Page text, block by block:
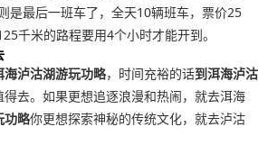
最后一班车了，全天10辆班车，票价25
千米的路程要用4个小时才能开到。
海泸沽湖游玩功略，时间充裕的话到洱海泸沽
去。如果更想追逐浪漫和热闹，就去洱海
功略你更想探索神秘的传统文化，就去泸沽